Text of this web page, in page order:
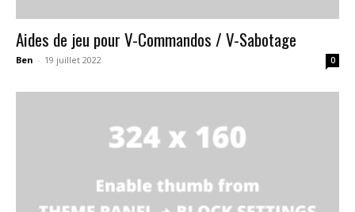
Aides de jeu pour V-Commandos / V-Sabotage
Ben - 19 juillet 2022 0